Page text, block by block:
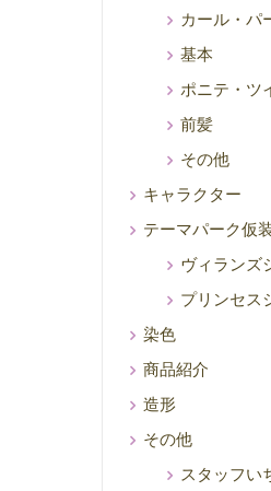
カール・パ
基本
ポニテ・ツ
前髪
その他
キャラクター
テーマパーク仮
ヴィランズ
プリンセス
染色
商品紹介
造形
その他
スタッフい